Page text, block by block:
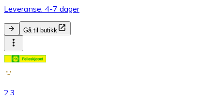
Leveranse: 4-7 dager
Gå til butikk
2.3